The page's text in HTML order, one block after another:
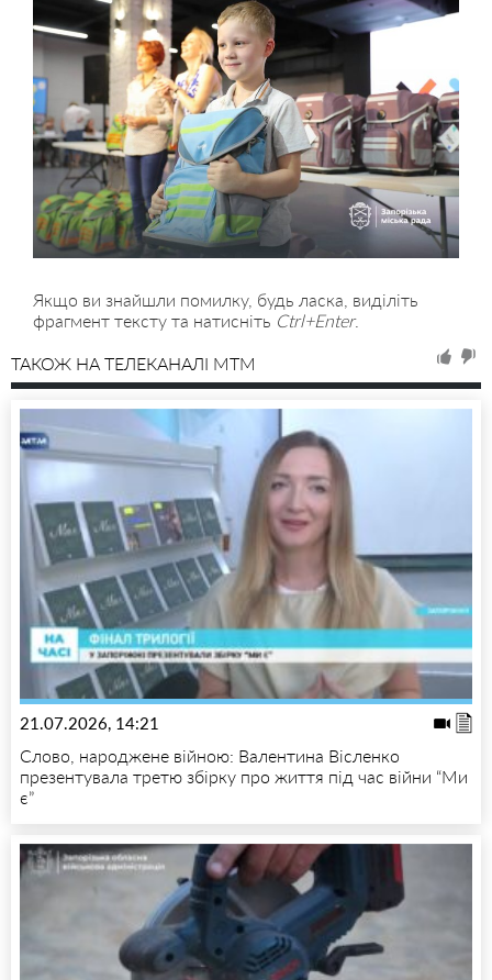
Якщо ви знайшли помилку, будь ласка, виділіть
фрагмент тексту та натисніть Ctrl+Enter.
ТАКОЖ НА ТЕЛЕКАНАЛІ MTM
21.07.2026, 14:21
Слово, народжене війною: Валентина Вісленко
презентувала третю збірку про життя під час війни “Ми
є”